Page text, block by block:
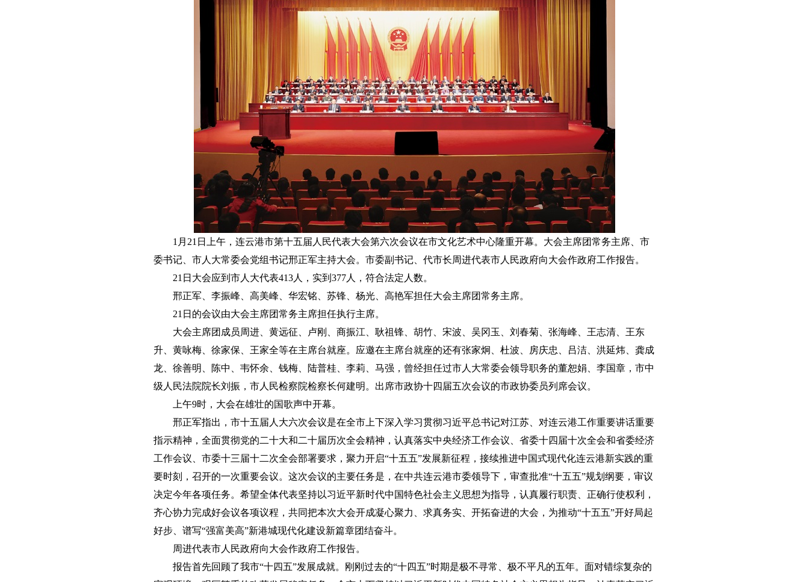
1月21日上午，连云港市第十五届人民代表大会第六次会议在市文化艺术中心隆重开幕。大会主席团常务主席、市
委书记、市人大常委会党组书记邢正军主持大会。市委副书记、代市长周进代表市人民政府向大会作政府工作报告。
21日大会应到市人大代表413人，实到377人，符合法定人数。
邢正军、李振峰、高美峰、华宏铭、苏锋、杨光、高艳军担任大会主席团常务主席。
21日的会议由大会主席团常务主席担任执行主席。
大会主席团成员周进、黄远征、卢刚、商振江、耿祖锋、胡竹、宋波、吴冈玉、刘春菊、张海峰、王志清、王东
升、黄咏梅、徐家保、王家全等在主席台就座。应邀在主席台就座的还有张家炯、杜波、房庆忠、吕洁、洪延炜、龚成
龙、徐善明、陈中、韦怀余、钱梅、陆普桂、李莉、马强，曾经担任过市人大常委会领导职务的董恕娟、李国章，市中
级人民法院院长刘振，市人民检察院检察长何建明。出席市政协十四届五次会议的市政协委员列席会议。
上午9时，大会在雄壮的国歌声中开幕。
邢正军指出，市十五届人大六次会议是在全市上下深入学习贯彻习近平总书记对江苏、对连云港工作重要讲话重要
指示精神，全面贯彻党的二十大和二十届历次全会精神，认真落实中央经济工作会议、省委十四届十次全会和省委经济
工作会议、市委十三届十二次全会部署要求，聚力开启“十五五”发展新征程，接续推进中国式现代化连云港新实践的重
要时刻，召开的一次重要会议。这次会议的主要任务是，在中共连云港市委领导下，审查批准“十五五”规划纲要，审议
决定今年各项任务。希望全体代表坚持以习近平新时代中国特色社会主义思想为指导，认真履行职责、正确行使权利，
齐心协力完成好会议各项议程，共同把本次大会开成凝心聚力、求真务实、开拓奋进的大会，为推动“十五五”开好局起
好步、谱写“强富美高”新港城现代化建设新篇章团结奋斗。
周进代表市人民政府向大会作政府工作报告。
报告首先回顾了我市“十四五”发展成就。刚刚过去的“十四五”时期是极不寻常、极不平凡的五年。面对错综复杂的